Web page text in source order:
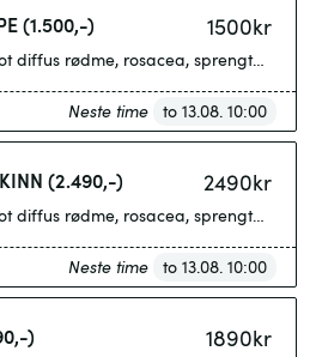
(1.500,-) 1500kr
diffus rødme, rosacea, sprengte
Neste time to 13.08. 10:00
(2.490,-) 2490kr
diffus rødme, rosacea, sprengte
Neste time to 13.08. 10:00
) 1890kr